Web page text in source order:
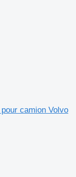
camion Volvo